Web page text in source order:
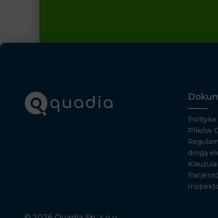
Plików
drogą